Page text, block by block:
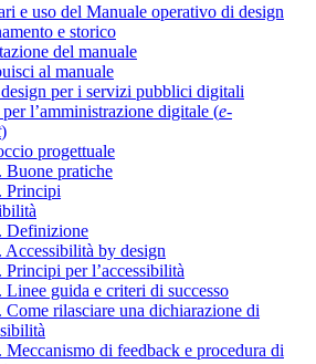
e uso del Manuale operativo di design
e storico
del manuale
al manuale
per i servizi pubblici digitali
l’amministrazione digitale (e-
)
progettuale
Buone pratiche
Principi
Definizione
Accessibilità by design
Principi per l’accessibilità
Linee guida e criteri di successo
Come rilasciare una dichiarazione di
Meccanismo di feedback e procedura di